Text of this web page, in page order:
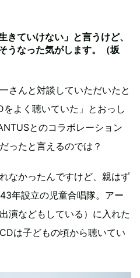
きていけない」と言うけど、
うなった気がします。（坂
さんと対談していただいたと
よく聴いていた」とおっし
とのコラボレーション
ったと言えるのでは？
なかったんですけど、親はず
年設立の児童合唱隊。アー
演などもしている）に入れた
は子どもの頃から聴いてい